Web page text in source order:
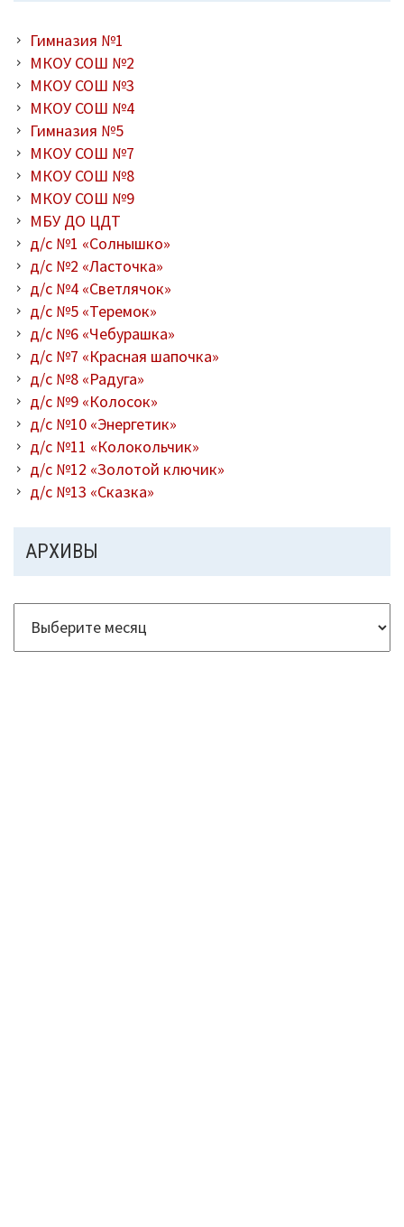
Гимназия №1
МКОУ СОШ №2
МКОУ СОШ №3
МКОУ СОШ №4
Гимназия №5
МКОУ СОШ №7
МКОУ СОШ №8
МКОУ СОШ №9
МБУ ДО ЦДТ
д/с №1 «Солнышко»
д/с №2 «Ласточка»
д/с №4 «Светлячок»
д/с №5 «Теремок»
д/с №6 «Чебурашка»
д/с №7 «Красная шапочка»
д/с №8 «Радуга»
д/с №9 «Колосок»
д/с №10 «Энергетик»
д/с №11 «Колокольчик»
д/с №12 «Золотой ключик»
д/с №13 «Сказка»
АРХИВЫ